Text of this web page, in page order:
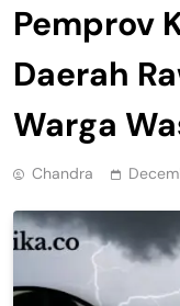
Pemprov
Daerah
Warga
Chandra